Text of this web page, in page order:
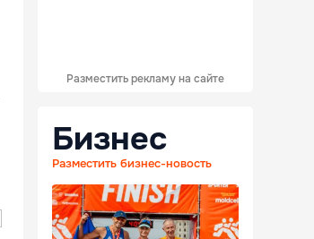
Разместить рекламу на сайте
Бизнес
Разместить бизнес-новость